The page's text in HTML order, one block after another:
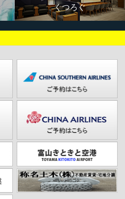
くつろぐ